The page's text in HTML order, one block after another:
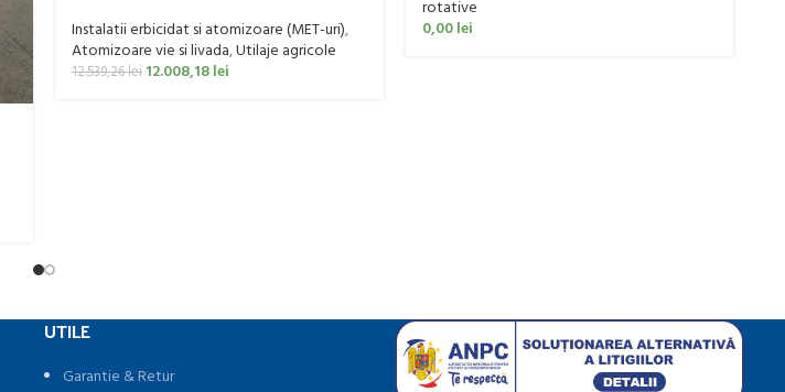
Instalatii erbicidat si atomizoare (MET-uri),
Atomizoare vie si livada,Utilaje agricole
12.539,26lei 12.008,18lei
rotative
0,00lei
UTILE
Garantie & Retur